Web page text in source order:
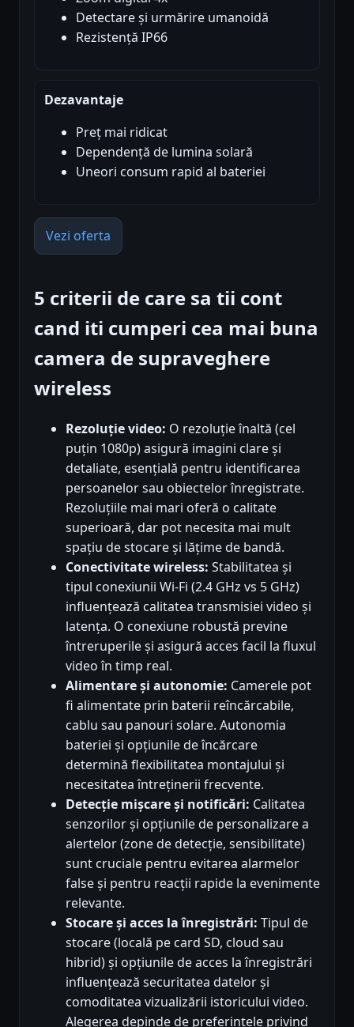
Detectare și urmărire umanoidă
Rezistență IP66
Dezavantaje
Preț mai ridicat
Dependență de lumina solară
Uneori consum rapid al bateriei
Vezi oferta
5 criterii de care sa tii cont
cand iti cumperi cea mai buna
camera de supraveghere
wireless
Rezoluție video: O rezoluție înaltă (cel
puțin 1080p) asigură imagini clare și
detaliate, esențială pentru identificarea
persoanelor sau obiectelor înregistrate.
Rezoluțiile mai mari oferă o calitate
superioară, dar pot necesita mai mult
spațiu de stocare și lățime de bandă.
Conectivitate wireless: Stabilitatea și
tipul conexiunii Wi-Fi (2.4 GHz vs 5 GHz)
influențează calitatea transmisiei video și
latența. O conexiune robustă previne
întreruperile și asigură acces facil la fluxul
video în timp real.
Alimentare și autonomie: Camerele pot
fi alimentate prin baterii reîncărcabile,
cablu sau panouri solare. Autonomia
bateriei și opțiunile de încărcare
determină flexibilitatea montajului și
necesitatea întreținerii frecvente.
Detecție mișcare și notificări: Calitatea
senzorilor și opțiunile de personalizare a
alertelor (zone de detecție, sensibilitate)
sunt cruciale pentru evitarea alarmelor
false și pentru reacții rapide la evenimente
relevante.
Stocare și acces la înregistrări: Tipul de
stocare (locală pe card SD, cloud sau
hibrid) și opțiunile de acces la înregistrări
influențează securitatea datelor și
comoditatea vizualizării istoricului video.
Alegerea depinde de preferințele privind